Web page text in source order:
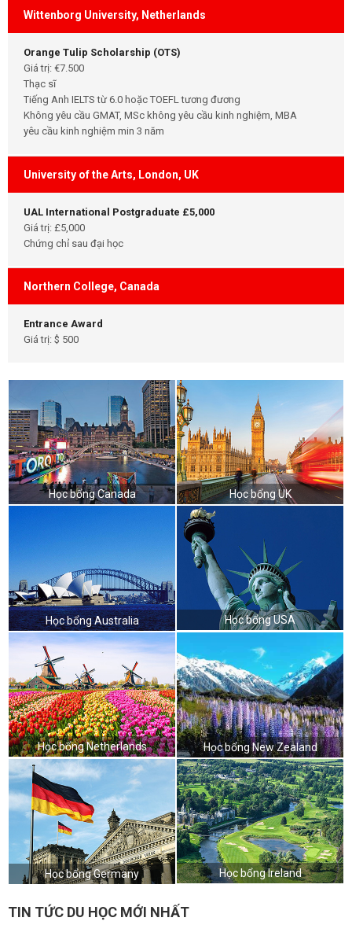
Wittenborg University, Netherlands
Orange Tulip Scholarship (OTS)
Giá trị: €7.500
Thạc sĩ
Tiếng Anh IELTS từ 6.0 hoặc TOEFL tương đương
Không yêu cầu GMAT, MSc không yêu cầu kinh nghiệm, MBA
yêu cầu kinh nghiệm min 3 năm
University of the Arts, London, UK
UAL International Postgraduate £5,000
Giá trị: £5,000
Chứng chỉ sau đại học
Northern College, Canada
Entrance Award
Giá trị: $ 500
Học bổng Canada Học bổng UK
Học bổng Australia Học bổng USA
Học bổng Netherlands Học bổng New Zealand
Học bổng Germany Học bổng Ireland
TIN TỨC DU HỌC MỚI NHẤT